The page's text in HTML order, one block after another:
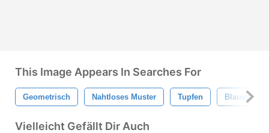
This Image Appears In Searches For
Geometrisch Nahtloses Muster Tupfen Blaues
Vielleicht Gefällt Dir Auch